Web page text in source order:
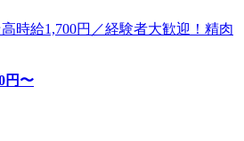
時給1,700円／経験者大歓迎！精肉
円〜